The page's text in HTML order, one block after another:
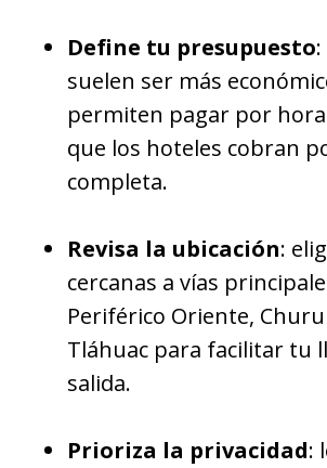
Define tu presupuesto
suelen ser más
permiten pagar por
que los hoteles cobran
completa.
Revisa la ubicación:
cercanas a vías
Periférico Oriente,
Tláhuac para facilitar tu
salida.
Prioriza la privacidad: